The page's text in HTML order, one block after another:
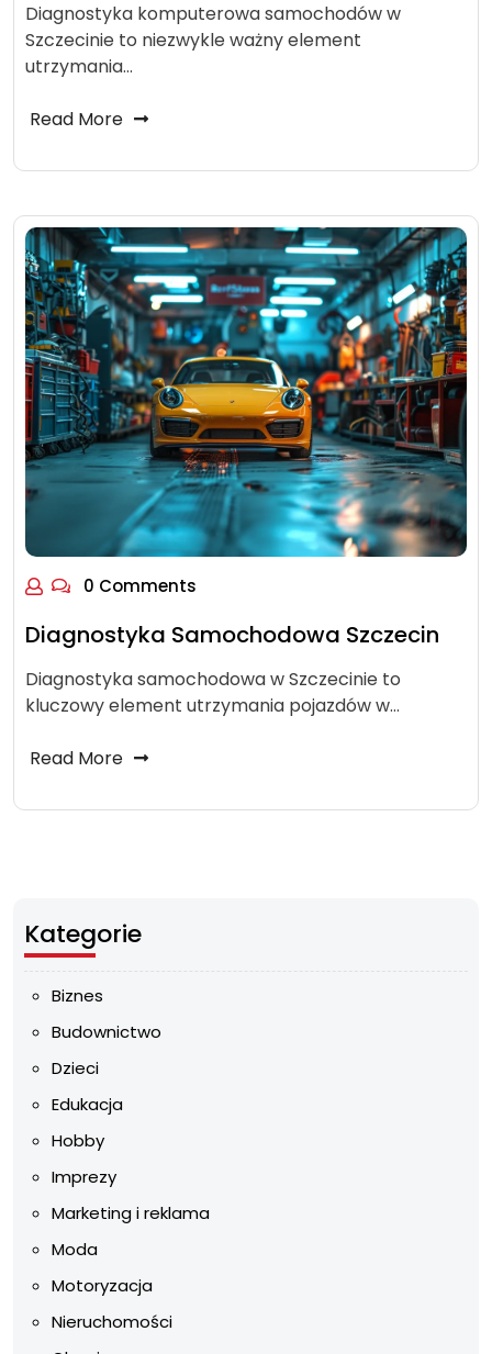
Diagnostyka komputerowa samochodów w
Szczecinie to niezwykle ważny element
utrzymania…
Read More
0 Comments
Diagnostyka Samochodowa Szczecin
Diagnostyka samochodowa w Szczecinie to
kluczowy element utrzymania pojazdów w…
Read More
Kategorie
Biznes
Budownictwo
Dzieci
Edukacja
Hobby
Imprezy
Marketing i reklama
Moda
Motoryzacja
Nieruchomości